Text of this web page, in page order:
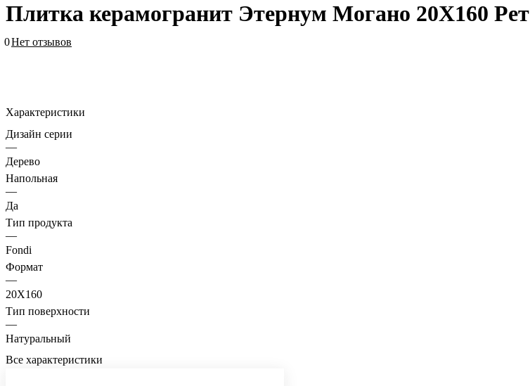
Плитка керамогранит Этернум Могано 20X160 Рет
0Нет отзывов
Характеристики
Дизайн серии
—
Дерево
Напольная
—
Да
Тип продукта
—
Fondi
Формат
—
20X160
Тип поверхности
—
Натуральный
Все характеристики